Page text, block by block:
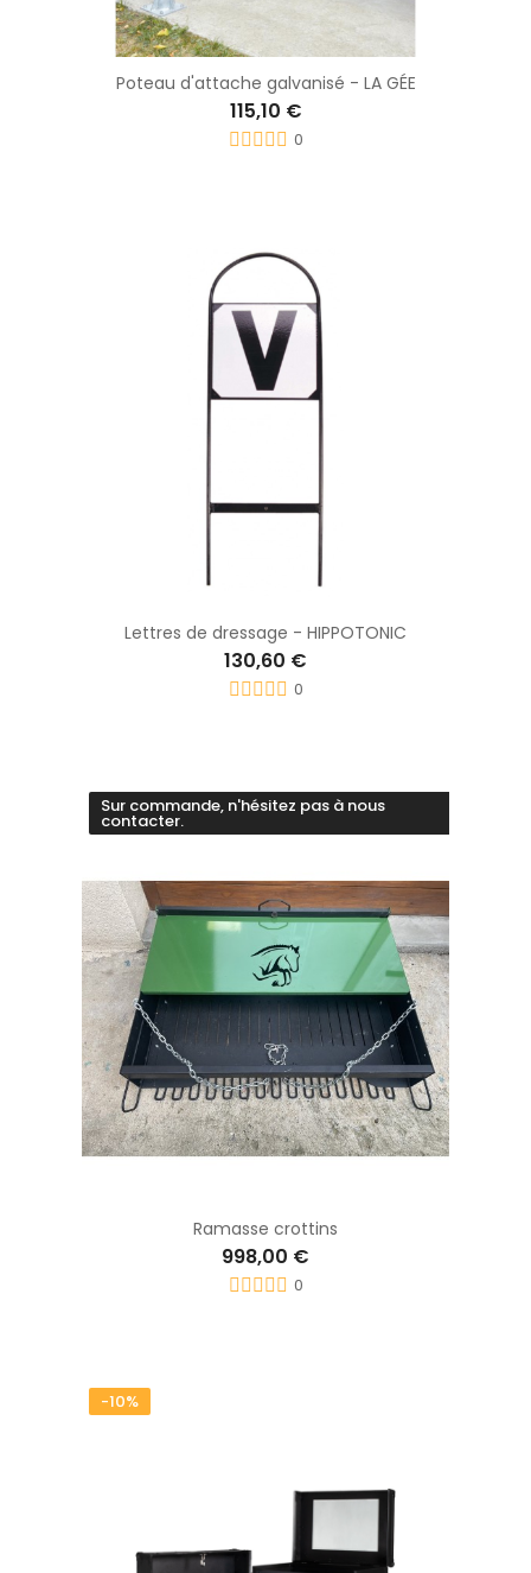
Poteau d'attache galvanisé - LA GÉE
115,10 €
0
Lettres de dressage - HIPPOTONIC
130,60 €
0
Sur commande, n'hésitez pas à nous
contacter.
Ramasse crottins
998,00 €
0
-10%